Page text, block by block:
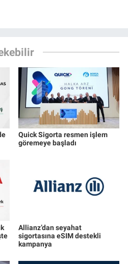
Quick Sigorta resmen işlem
göremeye başladı
Allianz’dan seyahat
sigortasına eSIM destekli
kampanya